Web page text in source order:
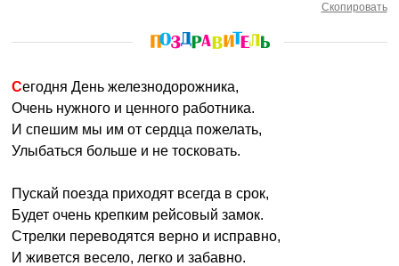
Скопировать
Сегодня День железнодорожника,
Очень нужного и ценного работника.
И спешим мы им от сердца пожелать,
Улыбаться больше и не тосковать.
Пускай поезда приходят всегда в срок,
Будет очень крепким рейсовый замок.
Стрелки переводятся верно и исправно,
И живется весело, легко и забавно.